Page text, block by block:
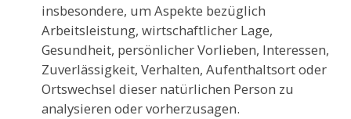
insbesondere, um Aspekte bezüglich
Arbeitsleistung, wirtschaftlicher Lage,
Gesundheit, persönlicher Vorlieben, Interessen,
Zuverlässigkeit, Verhalten, Aufenthaltsort oder
Ortswechsel dieser natürlichen Person zu
analysieren oder vorherzusagen.